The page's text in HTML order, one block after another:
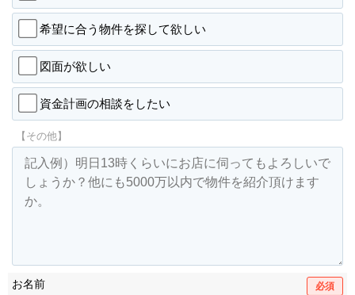
希望に合う物件を探して欲しい
図面が欲しい
資金計画の相談をしたい
【その他】
お名前 必須